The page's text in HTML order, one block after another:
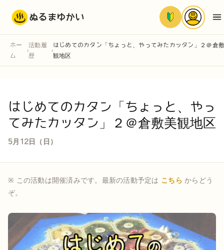
ぬるまゆかい
ホー
ム
›
活動履
歴
›
はじめてのカタン「ちょっと、やってみたカッタン」２＠倉
観地区
はじめてのカタン「ちょっと、やっ
てみたカッタン」２＠倉敷美観地区
5月12日（日）
※ この活動は開催済みです。最新の活動予定は こちら からどう
ぞ。